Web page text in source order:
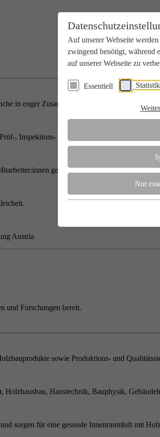
Auf unserer Webseite
zwingend benötigt, während
auf unserer Webseite zu
Essentiell
Nur
in enger Zusammenarbeit mit Wissenschaft
, Inspektions- und Zertifizierungsstelle.
gebündelt
Austria
und Forschungen bereit.
sowie Produktions- und
Holzhausbau, Haustechnik, Bauphysik,
sorgen für eine gesunde Innenraumluft mit